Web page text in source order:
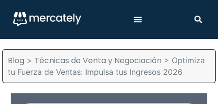
Blog > Técnicas de Venta y Negociación > Optimiza
tu Fuerza de Ventas: Impulsa tus Ingresos 2026